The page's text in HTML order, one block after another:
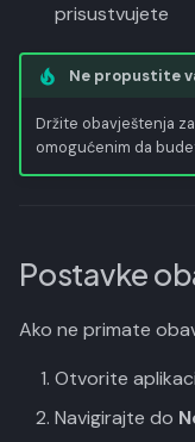
prisustvujete
Ne propustite
Držite obavještenja
omogućenim da
Postavke
Ako ne primate
Otvorite
Navigirajte do